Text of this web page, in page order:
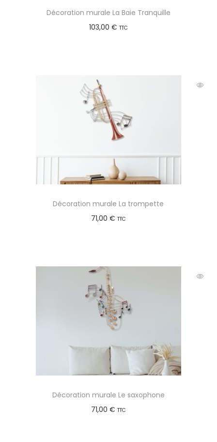
Décoration murale La Baie Tranquille
103,00 € TTC
Décoration murale La trompette
71,00 € TTC
Décoration murale Le saxophone
71,00 € TTC